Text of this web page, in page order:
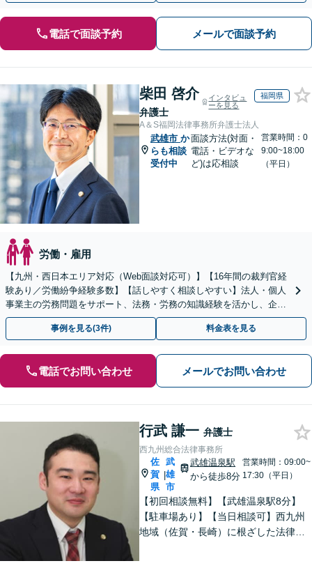
電話で面談予約 メールで面談予約
柴田 啓介
弁護士
インタビュ
ーを見る
福岡県
A＆S福岡法律事務所弁護士法人
武雄市 か
らも相談
受付中
面談方法(対面・
電話・ビデオな
ど)は応相談
営業時間：0
9:00~18:00
（平日）
労働・雇用
【九州・西日本エリア対応（Web面談対応可）】【16年間の裁判官経
験あり／労働紛争経験多数】【話しやすく相談しやすい】法人・個人
事業主の労務問題をサポート、法務・労務の知識経験を活かし、企業
側から御社の労働問題解決に尽力します。
事例を見る(3件) 料金表を見る
電話でお問い合わせ メールでお問い合わせ
行武 謙一 弁護士
西九州総合法律事務所
佐
賀
県
|
武
雄
市
武雄温泉駅
から徒歩8分
営業時間：09:00~
17:30（平日）
【初回相談無料】【武雄温泉駅8分】
【駐車場あり】【当日相談可】西九州
地域（佐賀・長崎）に根ざした法律事